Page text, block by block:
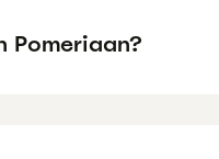
Pomeriaan?